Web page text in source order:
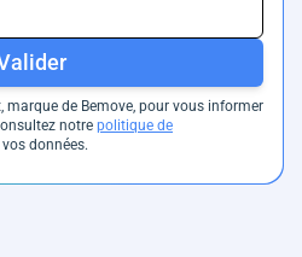
marque de Bemove, pour vous informer
notre politique de
données.